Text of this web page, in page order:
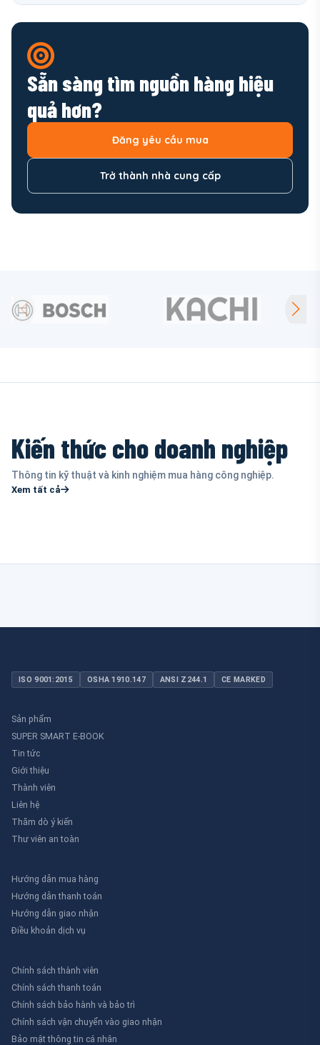
Sẵn sàng tìm nguồn hàng hiệu
quả hơn?
Đăng yêu cầu mua
Trở thành nhà cung cấp
Kiến thức cho doanh nghiệp
Thông tin kỹ thuật và kinh nghiệm mua hàng công nghiệp.
Xem tất cả
ISO 9001:2015 OSHA 1910.147 ANSI Z244.1 CE MARKED
Sản phẩm
SUPER SMART E-BOOK
Tin tức
Giới thiệu
Thành viên
Liên hệ
Thăm dò ý kiến
Thư viên an toàn
Hướng dẫn mua hàng
Hướng dẫn thanh toán
Hướng dẫn giao nhận
Điều khoản dịch vụ
Chính sách thành viên
Chính sách thanh toán
Chính sách bảo hành và bảo trì
Chính sách vận chuyển vào giao nhận
Bảo mật thông tin cá nhân